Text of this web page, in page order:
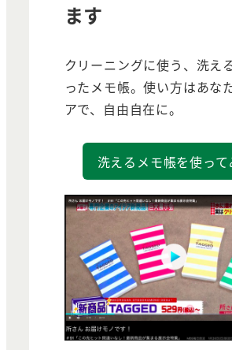
ます
クリーニングに使う、洗え
ったメモ帳。使い方はあな
アで、自由自在に。
洗えるメモ帳を使って